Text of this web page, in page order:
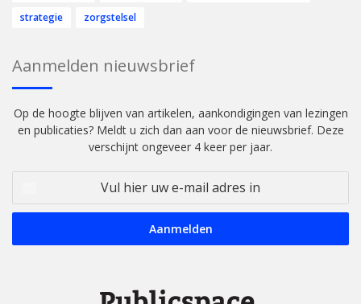
strategie
zorgstelsel
Aanmelden nieuwsbrief
Op de hoogte blijven van artikelen, aankondigingen van lezingen
en publicaties? Meldt u zich dan aan voor de nieuwsbrief. Deze
verschijnt ongeveer 4 keer per jaar.
uw
mail